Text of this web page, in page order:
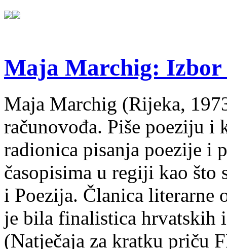
Maja Marchig: Izbor
Maja Marchig (Rijeka,
računovođa. Piše poeziju i
radionica pisanja poezije i
časopisima u regiji kao što
i Poezija. Članica literarne
je bila finalistica hrvatskih
(Natječaja za kratku priču